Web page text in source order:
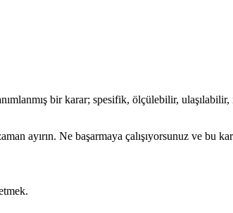
bir karar; spesifik, ölçülebilir,
ayırın. Ne başarmaya çalışıyorsunuz ve bu